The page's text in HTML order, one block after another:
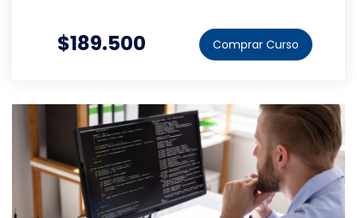
$189.500 Comprar Curso